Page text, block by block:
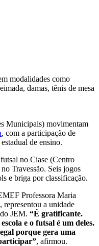
modalidades como
damas, tênis de mesa
Municipais) movimentam
, com a participação de
de ensino.
no Ciase (Centro
Travessão. Seis jogos
e briga por classificação.
Professora Maria
a unidade
JEM. “É gratificante.
e o futsal é um deles.
porque gera uma
, afirmou.